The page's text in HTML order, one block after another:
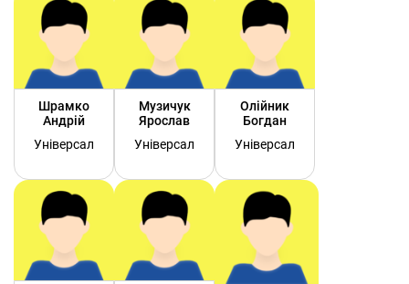
Шрамко
Андрій
Універсал
Музичук
Ярослав
Універсал
Олійник
Богдан
Універсал